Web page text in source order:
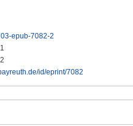
epub-7082-2
id/eprint/7082